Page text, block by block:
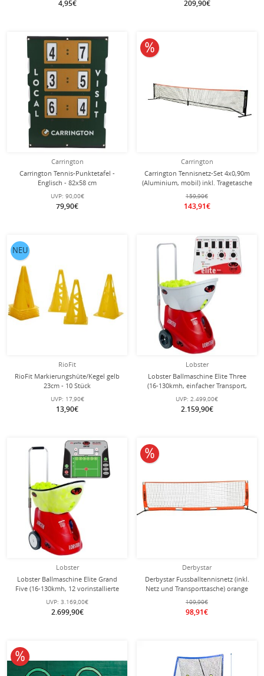
4,95€ 209,90€
Carrington
Carrington Tennis-Punktetafel -
Englisch - 82x58 cm
UVP: 90,00€
79,90€
Carrington
Carrington Tennisnetz-Set 4x0,90m
(Aluminium, mobil) inkl. Tragetasche
159,90€
143,91€
10% reduziert
RioFit
RioFit Markierungshüte/Kegel gelb
23cm - 10 Stück
UVP: 17,90€
13,90€
NEU
Lobster
Lobster Ballmaschine Elite Three
(16-130kmh, einfacher Transport,
Akku bis zu 8h, Oszillator)
UVP: 2.499,00€
2.159,90€
Lobster
Lobster Ballmaschine Elite Grand
Five (16-130kmh, 12 vorinstallierte
Übungen, Akku bis zu 8h, Oszillator)
UVP: 3.169,00€
2.699,90€
Derbystar
Derbystar Fussballtennisnetz (inkl.
Netz und Transporttasche) orange
600x87cm
109,90€
98,91€
10% reduziert
10% reduziert